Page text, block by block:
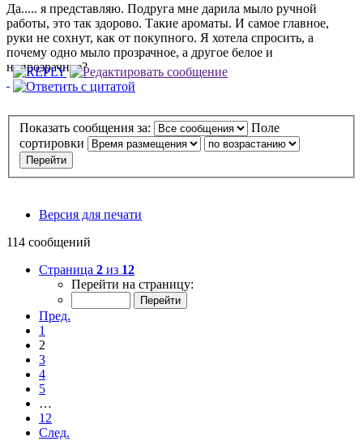
Да..... я представляю. Подруга мне дарила мыло ручной
работы, это так здорово. Такие ароматы. И самое главное,
руки не сохнут, как от покупного. Я хотела спросить, а
почему одно мыло прозрачное, а другое белое и
непрозрачное?
Показать сообщения за:
Поле
сортировки
Версия для печати
114 сообщений
Страница 2 из 12
Перейти на страницу:
Пред.
1
2
3
4
5
…
12
След.